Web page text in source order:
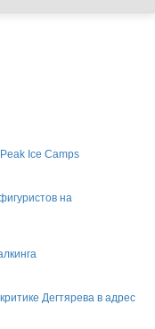
Ice Camps
на
Дегтярева в адрес